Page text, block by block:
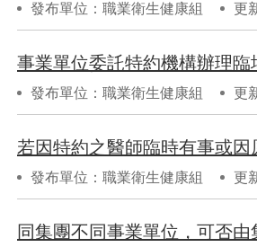
發布單位：職業衛生健康組 更
事業單位委託特約機構辦理
發布單位：職業衛生健康組 更
若因特約之醫師臨時有事或
發布單位：職業衛生健康組 更